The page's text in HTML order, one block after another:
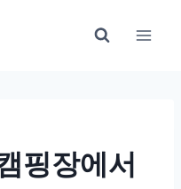
핑장에서